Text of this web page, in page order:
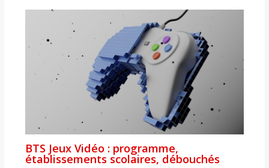
BTS Jeux Vidéo : programme,
établissements scolaires, débouchés